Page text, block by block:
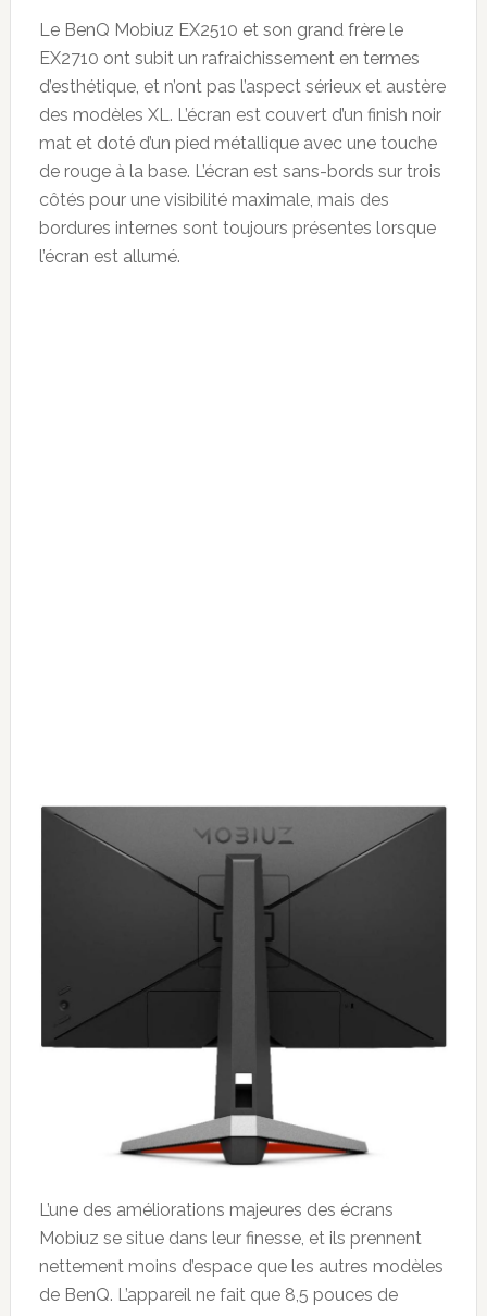
Le BenQ Mobiuz EX2510 et son grand frère le
EX2710 ont subit un rafraichissement en termes
d’esthétique, et n’ont pas l’aspect sérieux et austère
des modèles XL. L’écran est couvert d’un finish noir
mat et doté d’un pied métallique avec une touche
de rouge à la base. L’écran est sans-bords sur trois
côtés pour une visibilité maximale, mais des
bordures internes sont toujours présentes lorsque
l’écran est allumé.
L’une des améliorations majeures des écrans
Mobiuz se situe dans leur finesse, et ils prennent
nettement moins d’espace que les autres modèles
de BenQ. L’appareil ne fait que 8,5 pouces de